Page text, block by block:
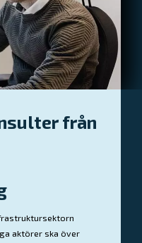
från
aktörer ska över